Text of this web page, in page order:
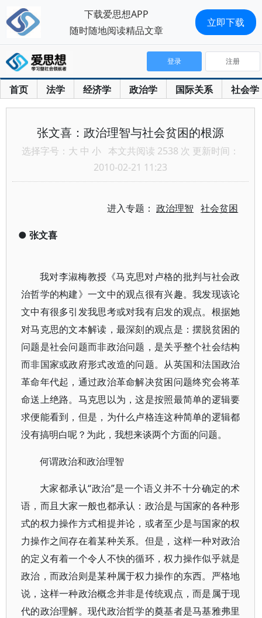
首页 法学 经济学 政治学 国际关系 社会学
登录 注册
张文喜：政治理智与社会贫困的根源
选择字号： 大 中 小 本文共阅读 2538 次 更新时间：
2010-02-21 11:23
进入专题：政治理智 社会贫困
● 张文喜
我对李淑梅教授《马克思对卢格的批判与社会政
治哲学的构建》一文中的观点很有兴趣。我发现该论
文中有很多引发我思考或对我有启发的观点。根据她
对马克思的文本解读，最深刻的观点是：摆脱贫困的
问题是社会问题而非政治问题，是关乎整个社会结构
而非国家或政府形式改造的问题。从英国和法国政治
革命年代起，通过政治革命解决贫困问题终究会将革
命送上绝路。马克思以为，这是按照最简单的逻辑要
求便能看到，但是，为什么卢格连这种简单的逻辑都
没有搞明白呢？为此，我想来谈两个方面的问题。
何谓政治和政治理智
大家都承认“政治”是一个语义并不十分确定的术
语，而且大家一般也都承认：政治是与国家的各种形
式的权力操作方式相提并论，或者至少是与国家的权
力操作之间存在着某种关系。但是，这样一种对政治
的定义有着一个令人不快的循环，权力操作似乎就是
政治，而政治则是某种属于权力操作的东西。严格地
说，这样一种政治概念并非是传统观点，而是属于现
代的政治理解。现代政治哲学的奠基者是马基雅弗里
下载爱思想APP
随时随地阅读精品文章
立即下载